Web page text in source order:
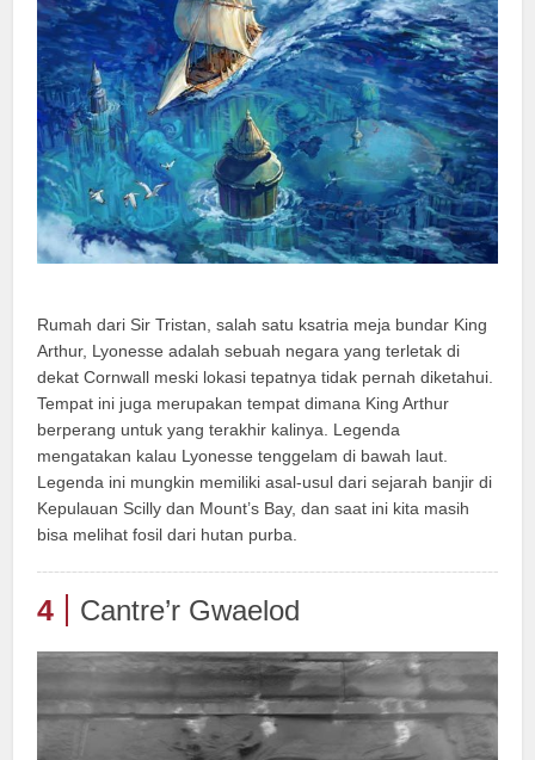
Rumah dari Sir Tristan, salah satu ksatria meja bundar King
Arthur, Lyonesse adalah sebuah negara yang terletak di
dekat Cornwall meski lokasi tepatnya tidak pernah diketahui.
Tempat ini juga merupakan tempat dimana King Arthur
berperang untuk yang terakhir kalinya. Legenda
mengatakan kalau Lyonesse tenggelam di bawah laut.
Legenda ini mungkin memiliki asal-usul dari sejarah banjir di
Kepulauan Scilly dan Mount’s Bay, dan saat ini kita masih
bisa melihat fosil dari hutan purba.
4 Cantre’r Gwaelod